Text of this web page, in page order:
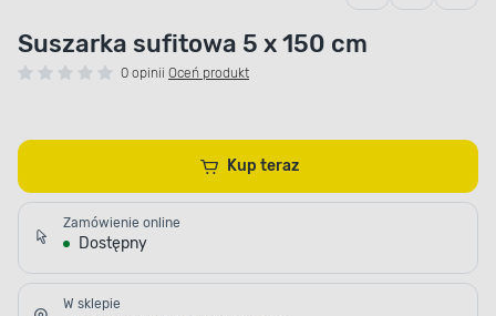
Suszarka sufitowa 5 x 150 cm
0 opinii Oceń produkt
Kup teraz
Zamówienie online
Dostępny
W sklepie